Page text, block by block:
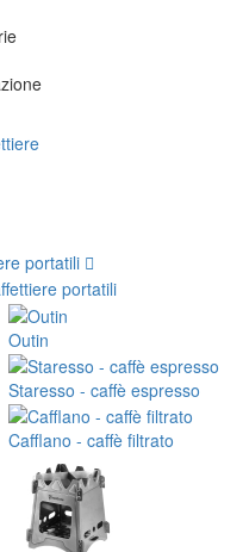
portatili
Outin
Staresso - caffè espresso
Cafflano - caffè filtrato